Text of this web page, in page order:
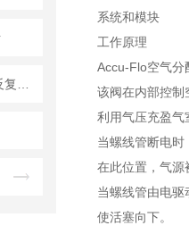
系统和模块
工作原理
Accu-Flo空气分
该阀在内部控制
利用气压充盈气
当螺线管断电
在此位置，气源
当螺线管由电
使活塞向下。